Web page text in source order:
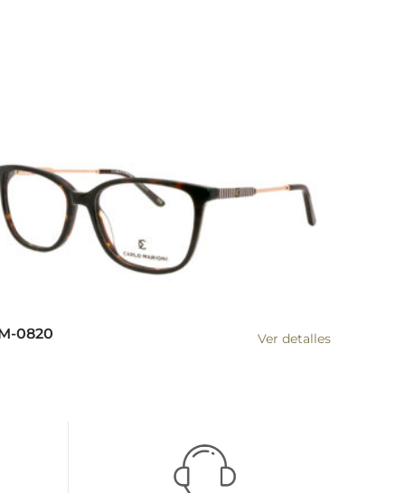
0820 Ver detalles